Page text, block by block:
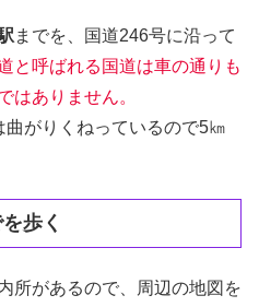
までを、国道246号に沿って
と呼ばれる国道は車の通りも
はありません。
がりくねっているので5㎞
歩く
所があるので、周辺の地図を